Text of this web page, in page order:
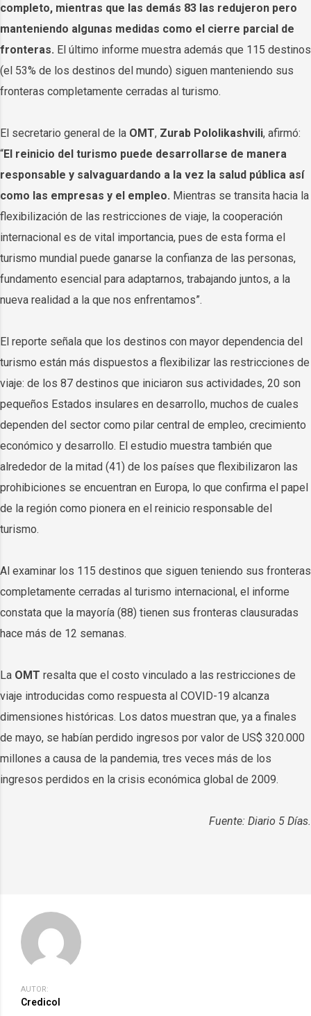
completo, mientras que las demás 83 las redujeron pero
manteniendo algunas medidas como el cierre parcial de
fronteras. El último informe muestra además que 115 destinos
(el 53% de los destinos del mundo) siguen manteniendo sus
fronteras completamente cerradas al turismo.
El secretario general de la OMT, Zurab Pololikashvili, afirmó:
“El reinicio del turismo puede desarrollarse de manera
responsable y salvaguardando a la vez la salud pública así
como las empresas y el empleo. Mientras se transita hacia la
flexibilización de las restricciones de viaje, la cooperación
internacional es de vital importancia, pues de esta forma el
turismo mundial puede ganarse la confianza de las personas,
fundamento esencial para adaptarnos, trabajando juntos, a la
nueva realidad a la que nos enfrentamos”.
El reporte señala que los destinos con mayor dependencia del
turismo están más dispuestos a flexibilizar las restricciones de
viaje: de los 87 destinos que iniciaron sus actividades, 20 son
pequeños Estados insulares en desarrollo, muchos de cuales
dependen del sector como pilar central de empleo, crecimiento
económico y desarrollo. El estudio muestra también que
alrededor de la mitad (41) de los países que flexibilizaron las
prohibiciones se encuentran en Europa, lo que confirma el papel
de la región como pionera en el reinicio responsable del
turismo.
Al examinar los 115 destinos que siguen teniendo sus fronteras
completamente cerradas al turismo internacional, el informe
constata que la mayoría (88) tienen sus fronteras clausuradas
hace más de 12 semanas.
La OMT resalta que el costo vinculado a las restricciones de
viaje introducidas como respuesta al COVID-19 alcanza
dimensiones históricas. Los datos muestran que, ya a finales
de mayo, se habían perdido ingresos por valor de US$ 320.000
millones a causa de la pandemia, tres veces más de los
ingresos perdidos en la crisis económica global de 2009.
Fuente: Diario 5 Días.
AUTOR:
Credicol